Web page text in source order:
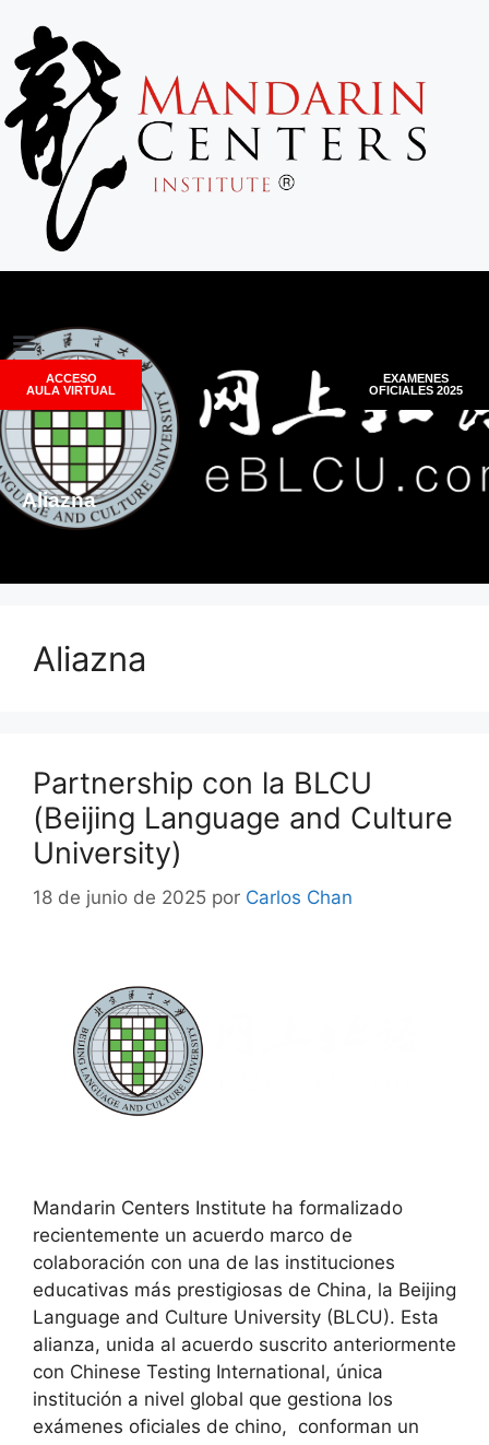
ACCESO
AULA VIRTUAL
EXAMENES
OFICIALES 2025
Aliazna
Aliazna
Partnership con la BLCU
(Beijing Language and Culture
University)
18 de junio de 2025 por Carlos Chan
Mandarin Centers Institute ha formalizado
recientemente un acuerdo marco de
colaboración con una de las instituciones
educativas más prestigiosas de China, la Beijing
Language and Culture University (BLCU). Esta
alianza, unida al acuerdo suscrito anteriormente
con Chinese Testing International, única
institución a nivel global que gestiona los
exámenes oficiales de chino, conforman un